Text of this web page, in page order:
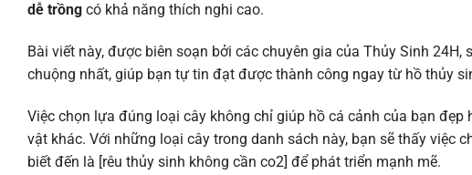
dễ trồng có khả năng thích nghi cao.
Bài viết này, được biên soạn bởi các chuyên gia của Thủy Sinh
chuộng nhất, giúp bạn tự tin đạt được thành công ngay từ hồ thủy
Việc chọn lựa đúng loại cây không chỉ giúp hồ cá cảnh của bạn
vật khác. Với những loại cây trong danh sách này, bạn sẽ thấy việc
biết đến là [rêu thủy sinh không cần co2] để phát triển mạnh mẽ.